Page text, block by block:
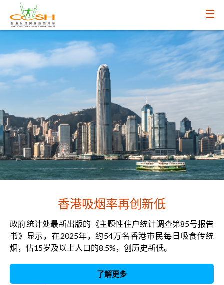
香港吸烟率再创新低
政府统计处最新出版的《主题性住户统计调查第85号报告
书》显示，在2025年，约54万名香港巿民每日吸食传统
烟，佔15岁及以上人口的8.5%，创历史新低。
了解更多